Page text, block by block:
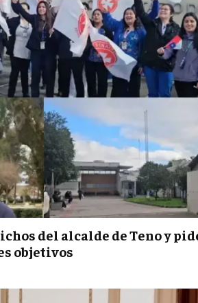
del alcalde de Teno y
objetivos